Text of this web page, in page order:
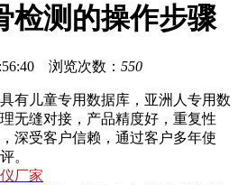
检测的操作步骤
浏览次数： 550
有儿童专用数据库，亚洲人专用数
无缝对接，产品精度好，重复性
深受客户信赖，通过客户多年使
。
厂家